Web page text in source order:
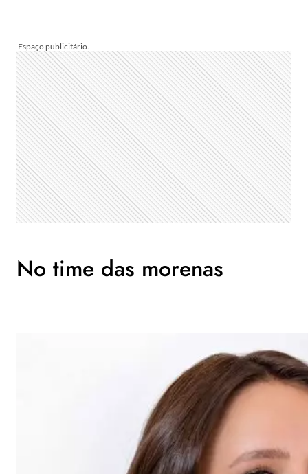
No time das morenas